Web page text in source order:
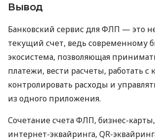
Вывод
Банковский сервис для ФЛП — это
текущий счет, ведь современному
экосистема, позволяющая
платежи, вести расчеты, работать с
контролировать расходы и
из одного приложения.
Сочетание счета ФЛП, бизнес-карты,
интернет-эквайринга, QR-